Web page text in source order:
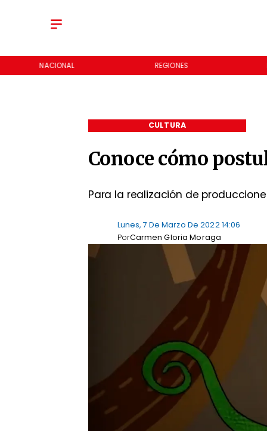
REGIONES ECONOMÍA
Conoce cómo
Para la realización de
CULTURA
Lunes, 7 De Marzo De 2022 14:06
Carmen Gloria Moraga
Por